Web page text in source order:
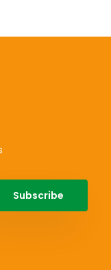
Subscribe